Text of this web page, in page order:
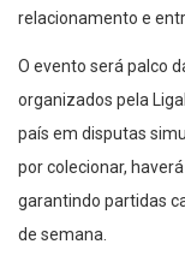
relacionamento e
O evento será palco
organizados pela
país em disputas
por colecionar,
garantindo partidas
de semana.